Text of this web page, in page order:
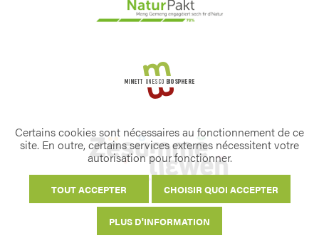
Certains cookies sont nécessaires au fonctionnement de ce
site. En outre, certains services externes nécessitent votre
autorisation pour fonctionner.
TOUT ACCEPTER CHOISIR QUOI ACCEPTER
PLUS D'INFORMATION